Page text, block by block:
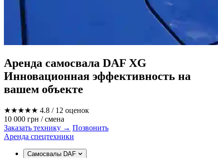
Аренда самосвала DAF XG
Инновационная эффективность на
вашем объекте
★★★★★ 4.8 / 12 оценок
10 000 грн / смена
Заказать технику → Позвонить
Аренда спецтехники
Самосвалы DAF